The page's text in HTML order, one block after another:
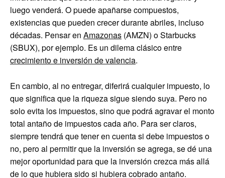
luego venderá. O puede apañarse compuestos,
existencias que pueden crecer durante abriles, incluso
décadas. Pensar en Amazonas (AMZN) o Starbucks
(SBUX), por ejemplo. Es un dilema clásico entre
crecimiento e inversión de valencia.
En cambio, al no entregar, diferirá cualquier impuesto, lo
que significa que la riqueza sigue siendo suya. Pero no
solo evita los impuestos, sino que podrá agravar el monto
total antaño de impuestos cada año. Para ser claros,
siempre tendrá que tener en cuenta si debe impuestos o
no, pero al permitir que la inversión se agrega, se dé una
mejor oportunidad para que la inversión crezca más allá
de lo que hubiera sido si hubiera cobrado antaño.